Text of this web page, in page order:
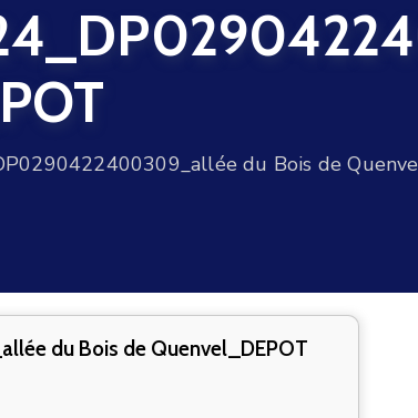
du Bois de
du Bois de Quenvel_DEPOT